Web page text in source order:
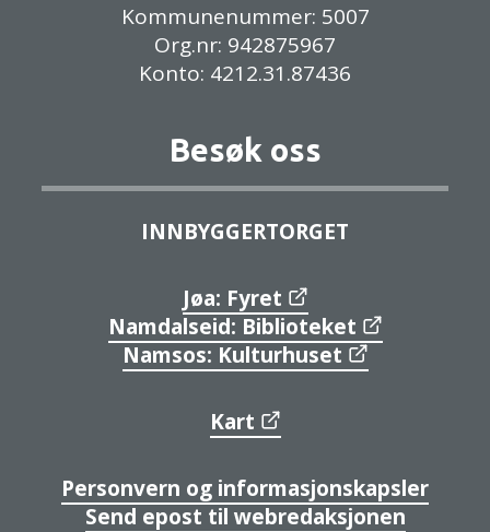
Kommunenummer: 5007
Org.nr: 942875967
Konto: 4212.31.87436
Besøk oss
INNBYGGERTORGET
Jøa: Fyret
Namdalseid: Biblioteket
Namsos: Kulturhuset
Kart
Personvern og informasjonskapsler
Send epost til webredaksjonen